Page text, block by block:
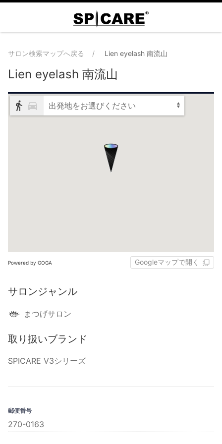
サロン検索マップへ戻る Lien eyelash 南流山
Lien eyelash 南流山
出発地をお選びください
Powered by GOGA Googleマップで開く
サロンジャンル
まつげサロン
取り扱いブランド
SPICARE V3シリーズ
郵便番号
270-0163